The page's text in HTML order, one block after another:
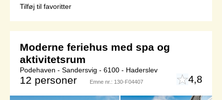
Tilføj til favoritter
Moderne feriehus med spa og
aktivitetsrum
Podehaven - Sandersvig - 6100 - Haderslev
12 personer Emne nr.: 130-F04407 4,8